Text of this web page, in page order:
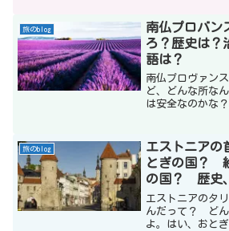
い。先に謝って
い。
旅のblog
南仏プロバン
ろ？歴史は？
語は？
南仏プロヴァン
ど、どんな所な
は安全なのかな
し、美しい花々
す。気候も良い
の旅行先ですよ。
旅のblog
エストニア
とぎの国？
の国？ 歴史
14選！
エストニアのタ
んだって？ どん
よ。はい、おと